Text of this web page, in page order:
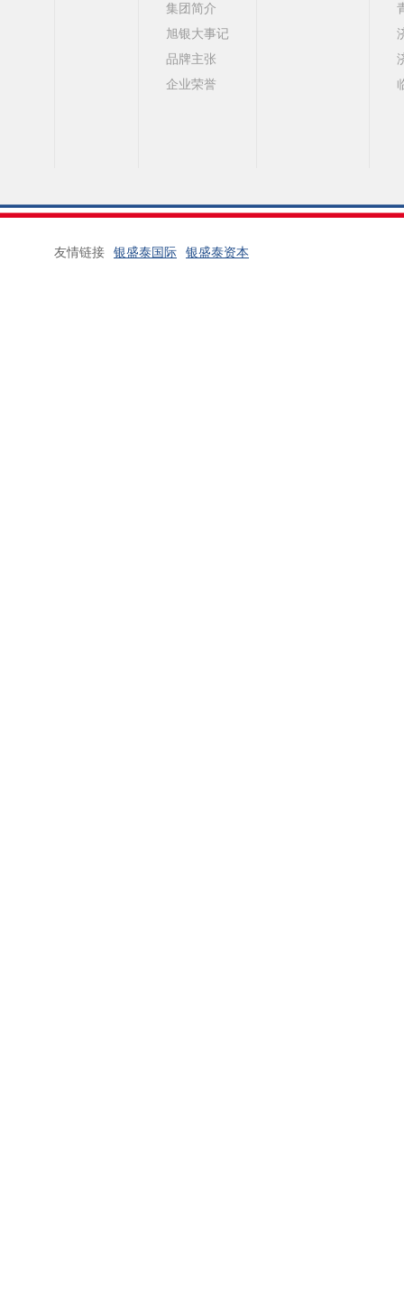
集团简介
旭银大事记
品牌主张
企业荣誉
友情链接 银盛泰国际 银盛泰资本